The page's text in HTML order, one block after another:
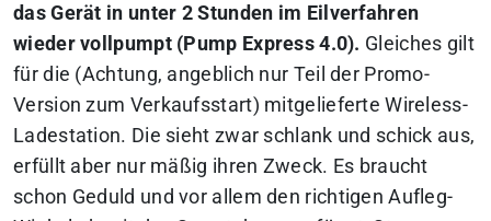
das Gerät in unter 2 Stunden im Eilverfahren
wieder vollpumpt (Pump Express 4.0). Gleiches gilt
für die (Achtung, angeblich nur Teil der Promo-
Version zum Verkaufsstart) mitgelieferte Wireless-
Ladestation. Die sieht zwar schlank und schick aus,
erfüllt aber nur mäßig ihren Zweck. Es braucht
schon Geduld und vor allem den richtigen Aufleg-